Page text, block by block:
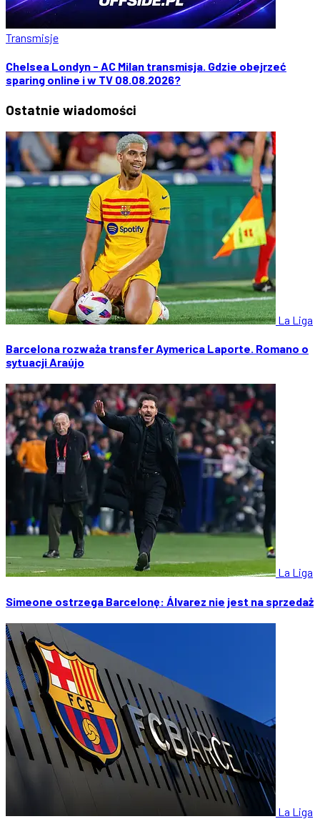
Transmisje
Chelsea Londyn - AC Milan transmisja. Gdzie obejrzeć
sparing online i w TV 08.08.2026?
Ostatnie wiadomości
La Liga
Barcelona rozważa transfer Aymerica Laporte. Romano o
sytuacji Araújo
La Liga
Simeone ostrzega Barcelonę: Álvarez nie jest na sprzedaż
La Liga